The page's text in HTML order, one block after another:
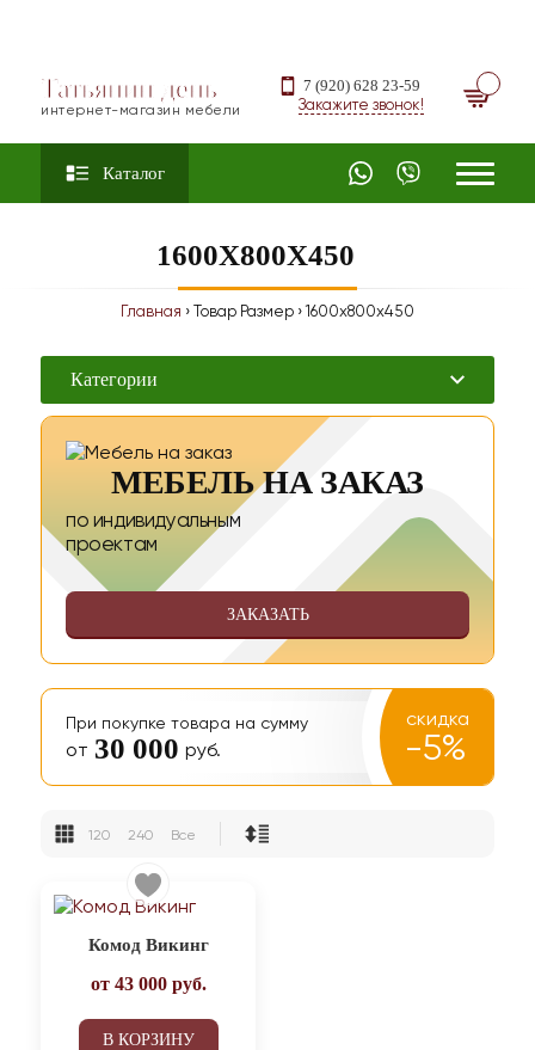
Татьянин день
интернет-магазин мебели
7 (920) 628 23-59
Закажите звонок!
Каталог
1600X800X450
Главная › Товар Размер › 1600x800x450
Категории
МЕБЕЛЬ НА ЗАКАЗ
по индивидуальным
проектам
ЗАКАЗАТЬ
При покупке товара на сумму
от 30 000 руб.
скидка
-5%
120 240 Все
Комод Викинг
от 43 000руб.
В КОРЗИНУ